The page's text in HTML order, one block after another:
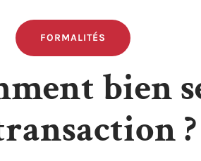
FORMALITÉS
bien
?